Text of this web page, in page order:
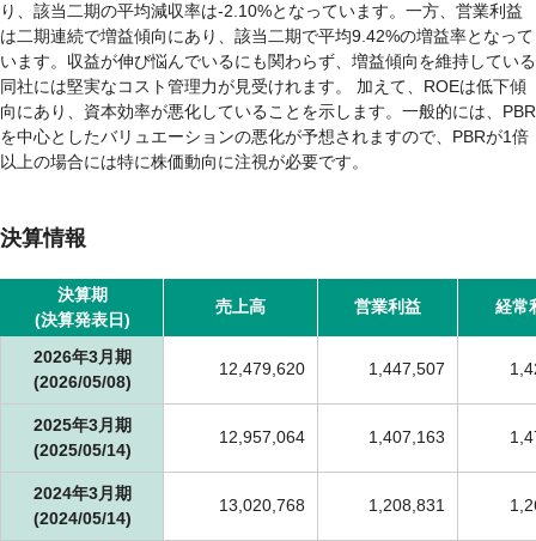
り、該当二期の平均減収率は-2.10%となっています。一方、営業利益
は二期連続で増益傾向にあり、該当二期で平均9.42%の増益率となって
います。収益が伸び悩んでいるにも関わらず、増益傾向を維持している
同社には堅実なコスト管理力が見受けれます。 加えて、ROEは低下傾
向にあり、資本効率が悪化していることを示します。一般的には、PBR
を中心としたバリュエーションの悪化が予想されますので、PBRが1倍
以上の場合には特に株価動向に注視が必要です。
決算情報
決算期
(決算発表日)
売上高 営業利益 経常
2026年3月期
(2026/05/08)
12,479,620 1,447,507
2025年3月期
(2025/05/14)
12,957,064 1,407,163
2024年3月期
(2024/05/14)
13,020,768 1,208,831